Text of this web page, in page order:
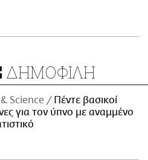
ΔΗΜΟΦΙΛΗ
Science
Πέντε βασικοί
για τον ύπνο με αναμμένο